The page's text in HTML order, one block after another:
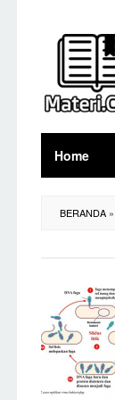
Home
BERANDA »